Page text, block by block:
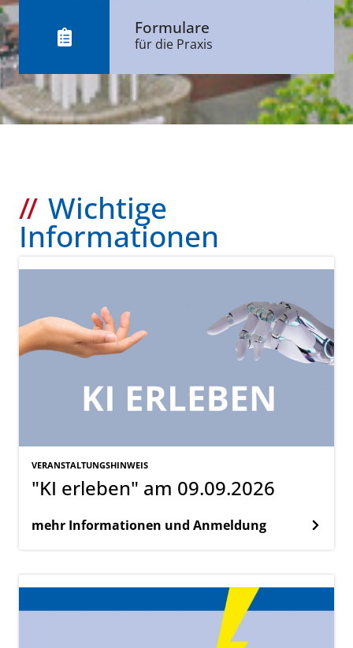
Formulare
für die Praxis
Wichtige
Informationen
VERANSTALTUNGSHINWEIS
"KI erleben" am 09.09.2026
mehr Informationen und Anmeldung